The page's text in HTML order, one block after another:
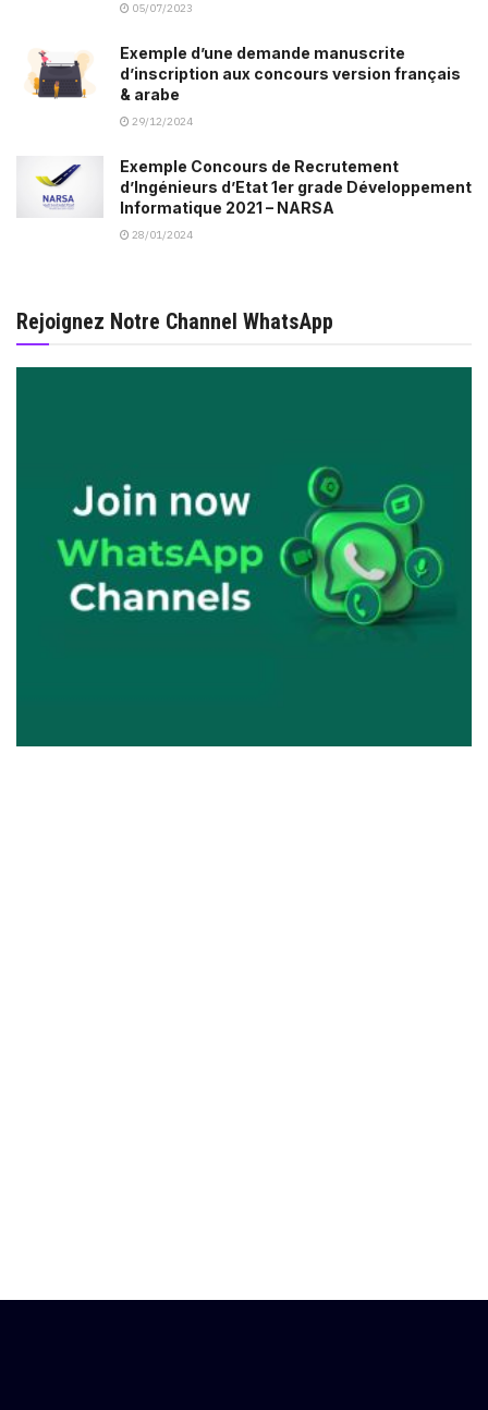
05/07/2023
Exemple d’une demande manuscrite
d’inscription aux concours version français
& arabe
29/12/2024
Exemple Concours de Recrutement
d’Ingénieurs d’Etat 1er grade Développement
Informatique 2021 – NARSA
28/01/2024
Rejoignez Notre Channel WhatsApp